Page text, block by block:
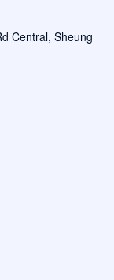
Central, Sheung